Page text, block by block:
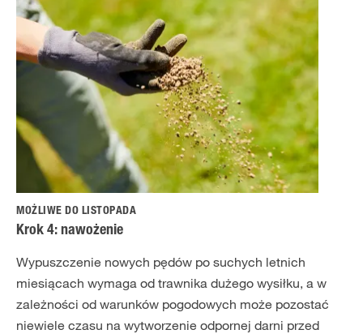
MOŻLIWE DO LISTOPADA
Krok 4: nawożenie
Wypuszczenie nowych pędów po suchych letnich
miesiącach wymaga od trawnika dużego wysiłku, a w
zależności od warunków pogodowych może pozostać
niewiele czasu na wytworzenie odpornej darni przed